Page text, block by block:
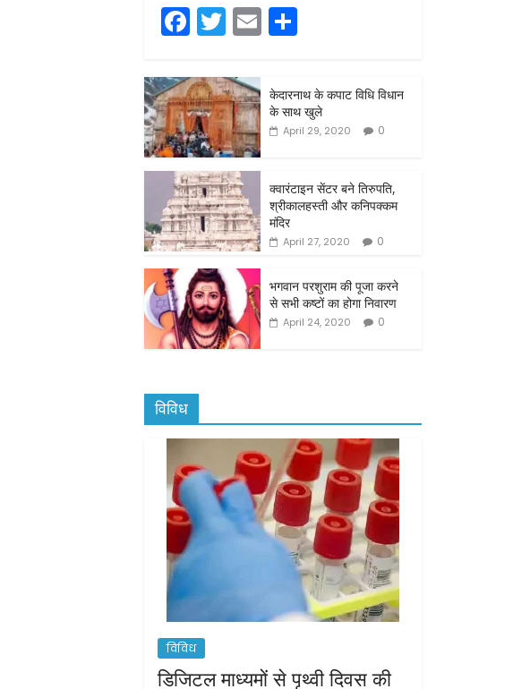
F
a
c
e
b
o
o
k
T
w
itt
er
E
m
ai ar
e
केदारनाथ के कपाट विधि विधान
के साथ खुले
April 29, 2020 0
क्वारंटाइन सेंटर बने तिरुपति,
श्रीकालहस्ती और कनिपक्कम
मंदिर
April 27, 2020 0
भगवान परशुराम की पूजा करने
से सभी कष्टों का होगा निवारण
April 24, 2020 0
विविध
विविध
डिजिटल माध्यमों से पृथ्वी दिवस की